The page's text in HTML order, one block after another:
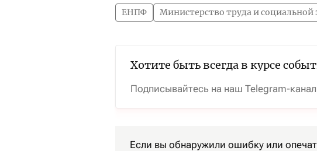
ЕНПФ Министерство труда и
Хотите быть всегда в курсе
Подписывайтесь на наш Telegram-канал
Если вы обнаружили ошибку или